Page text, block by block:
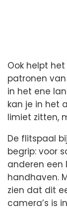
Ook helpt
patronen
in het ene
kan je in het
limiet zitten,
De flitspaal
begrip: voor
anderen een
handhaven.
zien dat dit
camera’s is